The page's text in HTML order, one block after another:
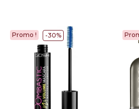
Promo ! -30%